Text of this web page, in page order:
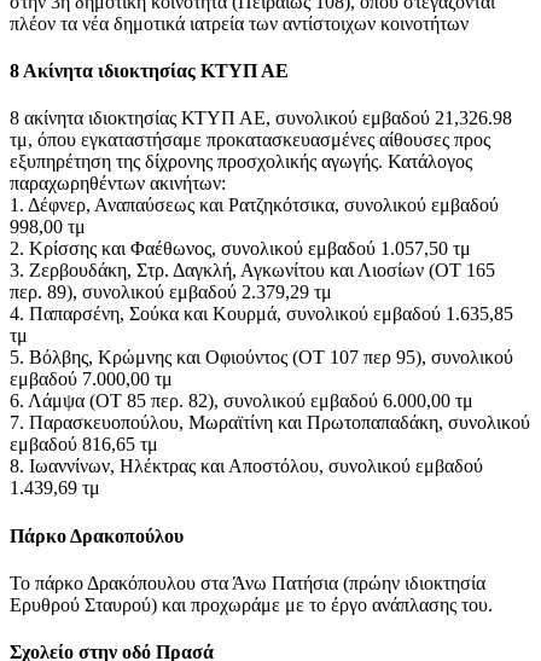
πλέον τα νέα δημοτικά ιατρεία των αντίστοιχων κοινοτήτων
8 Ακίνητα ιδιοκτησίας ΚΤΥΠ ΑΕ
8 ακίνητα ιδιοκτησίας ΚΤΥΠ ΑΕ, συνολικού εμβαδού 21,326.98
τμ, όπου εγκαταστήσαμε προκατασκευασμένες αίθουσες προς
εξυπηρέτηση της δίχρονης προσχολικής αγωγής. Κατάλογος
παραχωρηθέντων ακινήτων:
1. Δέφνερ, Αναπαύσεως και Ρατζηκότσικα, συνολικού εμβαδού
998,00 τμ
2. Κρίσσης και Φαέθωνος, συνολικού εμβαδού 1.057,50 τμ
3. Ζερβουδάκη, Στρ. Δαγκλή, Αγκωνίτου και Λιοσίων (ΟΤ 165
περ. 89), συνολικού εμβαδού 2.379,29 τμ
4. Παπαρσένη, Σούκα και Κουρμά, συνολικού εμβαδού 1.635,85
τμ
5. Βόλβης, Κρώμνης και Οφιούντος (ΟΤ 107 περ 95), συνολικού
εμβαδού 7.000,00 τμ
6. Λάμψα (ΟΤ 85 περ. 82), συνολικού εμβαδού 6.000,00 τμ
7. Παρασκευοπούλου, Μωραϊτίνη και Πρωτοπαπαδάκη, συνολικού
εμβαδού 816,65 τμ
8. Ιωαννίνων, Ηλέκτρας και Αποστόλου, συνολικού εμβαδού
1.439,69 τμ
Πάρκο Δρακοπούλου
Το πάρκο Δρακόπουλου στα Άνω Πατήσια (πρώην ιδιοκτησία
Ερυθρού Σταυρού) και προχωράμε με το έργο ανάπλασης του.
Σχολείο στην οδό Πρασά